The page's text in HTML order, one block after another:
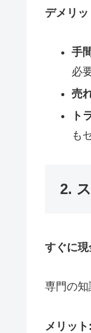
デメリッ
手
必
売
ト
も
2.
すぐに
専門の知
メリット: